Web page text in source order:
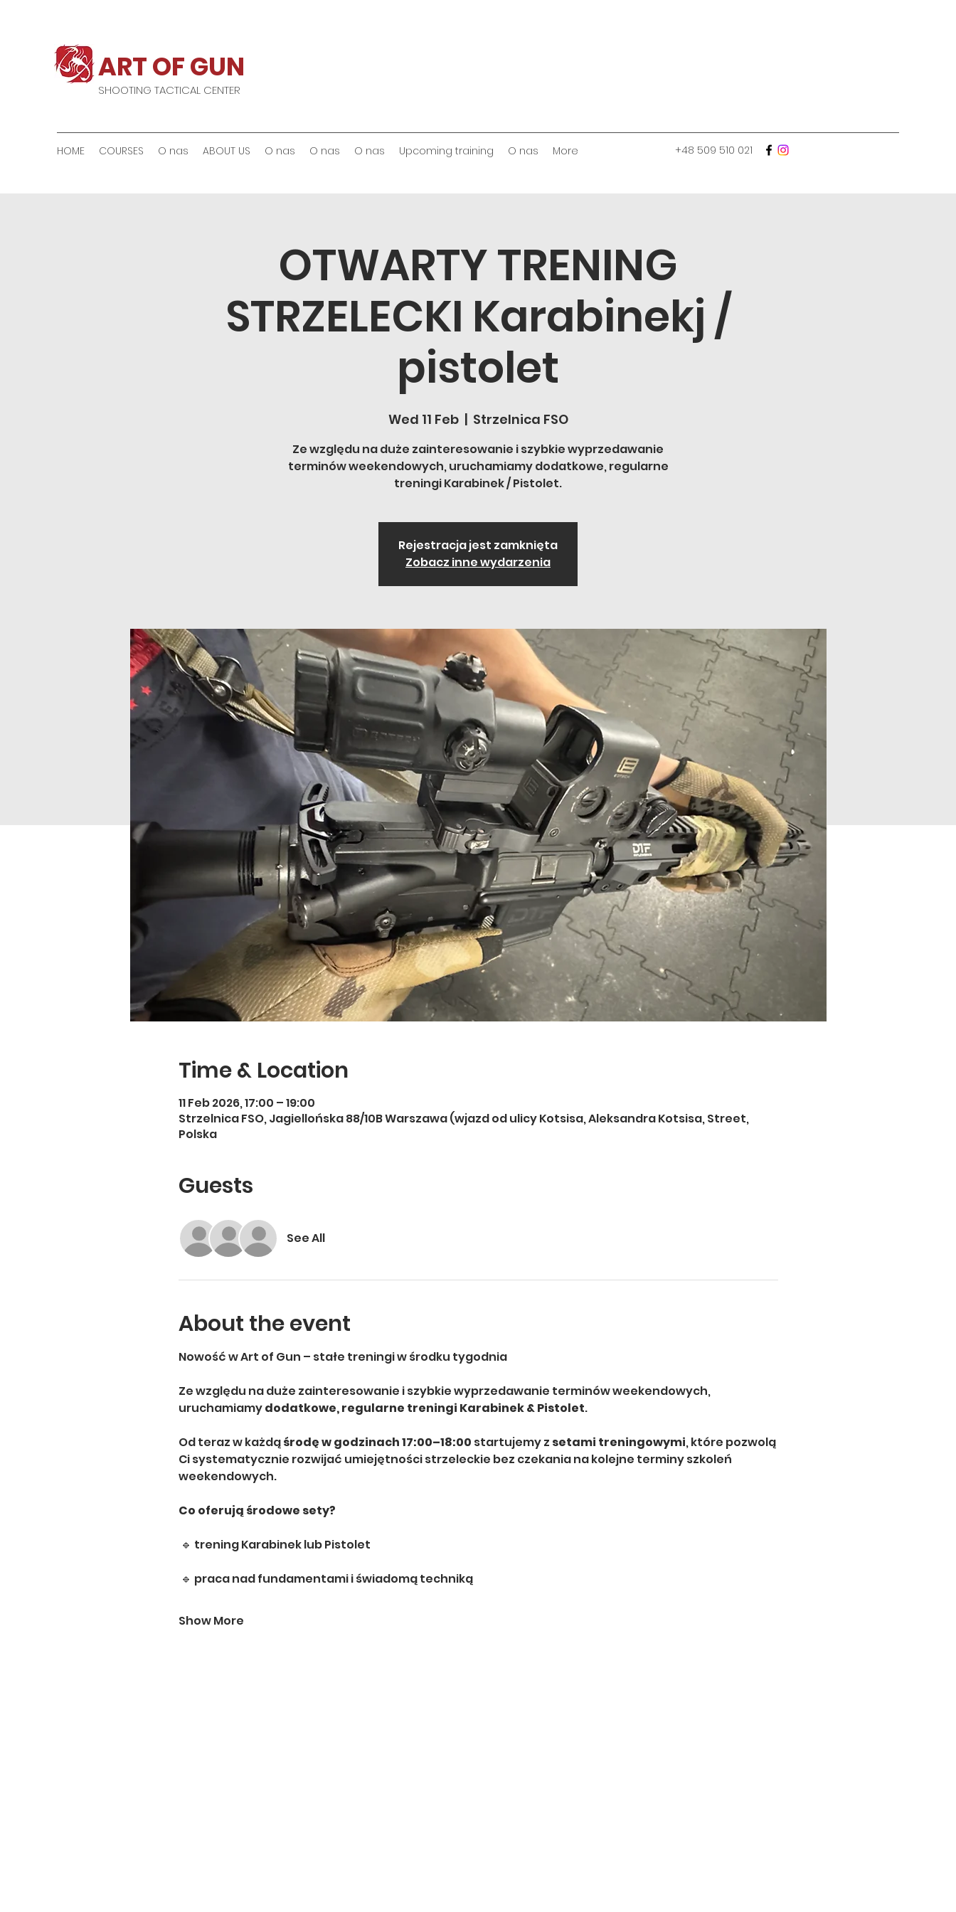
ART OF GUN
SHOOTING TACTICAL CENTER
HOME COURSES O nas ABOUT US O nas O nas O nas Upcoming training O nas More +48 509 510 021
OTWARTY TRENING
STRZELECKI Karabinekj /
pistolet
Wed 11 Feb
  |
Strzelnica FSO
Ze względu na duże zainteresowanie i szybkie wyprzedawanie
terminów weekendowych, uruchamiamy dodatkowe, regularne
treningi Karabinek / Pistolet.
Rejestracja jest zamknięta
Zobacz inne wydarzenia
Time & Location
11 Feb 2026, 17:00 – 19:00
Strzelnica FSO, Jagiellońska 88/10B Warszawa (wjazd od ulicy Kotsisa, Aleksandra Kotsisa, Street,
Polska
Guests
See All
About the event
Nowość w Art of Gun – stałe treningi w środku tygodnia
Ze względu na duże zainteresowanie i szybkie wyprzedawanie terminów weekendowych,
uruchamiamy dodatkowe, regularne treningi Karabinek & Pistolet.
Od teraz w każdą środę w godzinach 17:00–18:00 startujemy z setami treningowymi, które pozwolą
Ci systematycznie rozwijać umiejętności strzeleckie bez czekania na kolejne terminy szkoleń
weekendowych.
Co oferują środowe sety?
🔹 trening Karabinek lub Pistolet
🔹 praca nad fundamentami i świadomą techniką
Show More